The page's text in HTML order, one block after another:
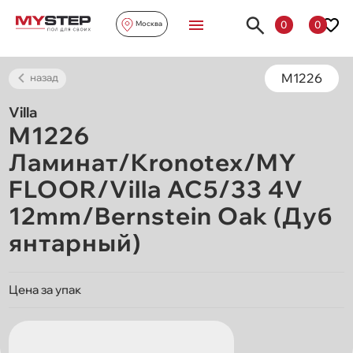
Москва 0 0
назад M1226
Villa
M1226
Ламинат/Kronotex/MY
FLOOR/Villa AC5/33 4V
12mm/Bernstein Oak (Дуб
янтарный)
Цена за упак